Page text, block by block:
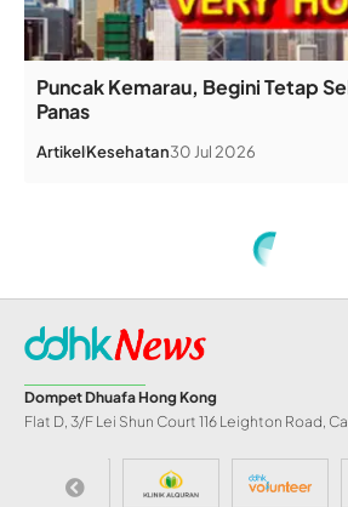
Puncak Kemarau, Begini Tetap
Panas
ArtikelKesehatan30 Jul 2026
LKT DDHK Siap Kembangkan
INFO DD
LKT DDHK
Kembangkan
Nabawi